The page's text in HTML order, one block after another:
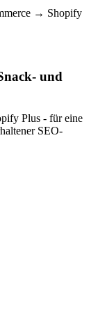
→ Shopify
und
Plus - für eine
SEO-